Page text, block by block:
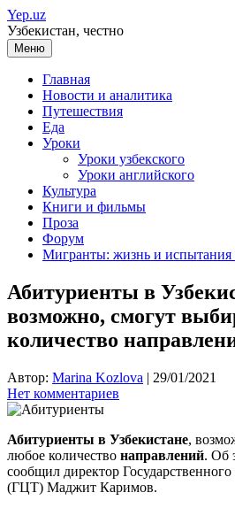
Перейти
к
содержимому
Yep.uz
Узбекистан, честно
Меню
Главная
Новости и аналитика
Путешествия
Еда
Уроки
Уроки узбекского
Уроки английского
Культура
Книги и фильмы
Проза
Форум
Мигранты: жизнь и испытания
Абитуриенты в
возможно, смогут
количество
Автор: Marina Kozlova | 29/01/2021
Нет комментариев
Абитуриенты в Узбекистане,
любое количество направлений. Об
сообщил директор
(ГЦТ) Маджит Каримов.